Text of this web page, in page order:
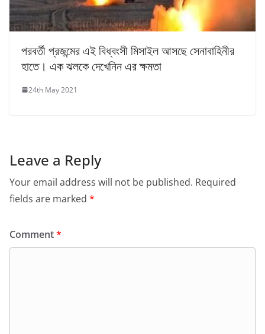
পরবর্তী প্রজন্মের এই বিধ্বংসী মিসাইল আসছে সেনাবাহিনীর
হাতে। এক ঝলকে দেখেনিন এর ক্ষমতা
24th May 2021
Leave a Reply
Your email address will not be published. Required
fields are marked *
Comment*